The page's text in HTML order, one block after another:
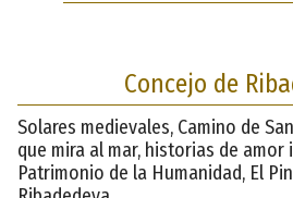
Concejo de
Solares medievales, Camino de
que mira al mar, historias de amor
Patrimonio de la Humanidad, El